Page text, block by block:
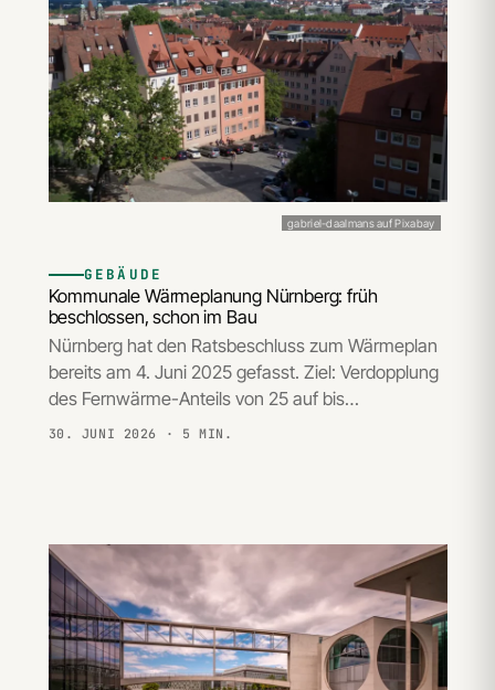
gabriel-daalmans auf Pixabay
GEBÄUDE
Kommunale Wärmeplanung Nürnberg: früh
beschlossen, schon im Bau
Nürnberg hat den Ratsbeschluss zum Wärmeplan
bereits am 4. Juni 2025 gefasst. Ziel: Verdopplung
des Fernwärme-Anteils von 25 auf bis…
30. JUNI 2026 · 5 MIN.